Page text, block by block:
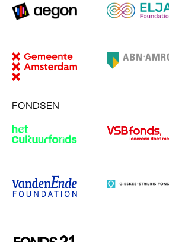
FONDSEN